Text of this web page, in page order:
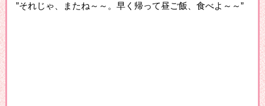
”それじゃ、またね～～。早く帰って昼ご飯、食べよ～～”